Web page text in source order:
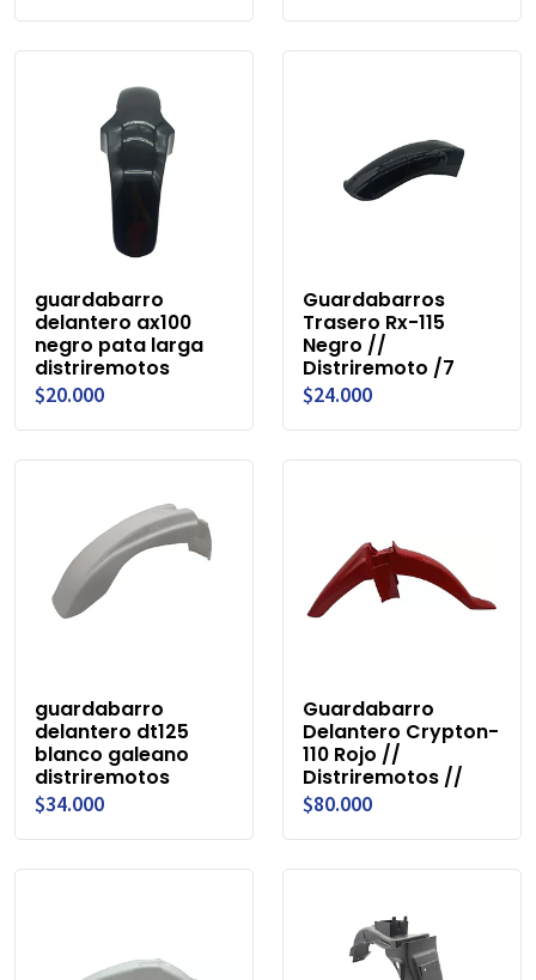
guardabarro
delantero ax100
negro pata larga
distriremotos
$20.000
Guardabarros
Trasero Rx-115
Negro //
Distriremoto /7
$24.000
guardabarro
delantero dt125
blanco galeano
distriremotos
$34.000
Guardabarro
Delantero Crypton-
110 Rojo //
Distriremotos //
$80.000